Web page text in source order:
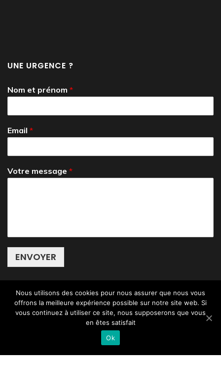
UNE URGENCE ?
Nom et prénom *
Email *
Votre message *
ENVOYER
Entreprise du BTP à Toulouse
Nous utilisons des cookies pour nous assurer que nous vous
offrons la meilleure expérience possible sur notre site web. Si
vous continuez à utiliser ce site, nous supposerons que vous
en êtes satisfait
Ok